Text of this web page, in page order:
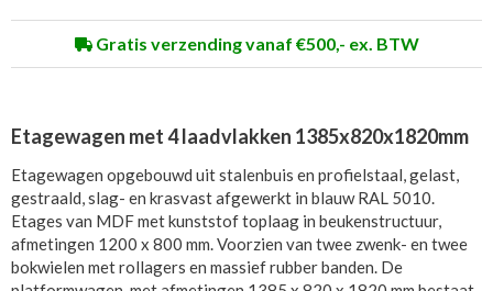
Gratis verzending vanaf €500,- ex. BTW
Etagewagen met 4 laadvlakken 1385x820x1820mm
Etagewagen opgebouwd uit stalenbuis en profielstaal, gelast,
gestraald, slag- en krasvast afgewerkt in blauw RAL 5010.
Etages van MDF met kunststof toplaag in beukenstructuur,
afmetingen 1200 x 800 mm. Voorzien van twee zwenk- en twee
bokwielen met rollagers en massief rubber banden. De